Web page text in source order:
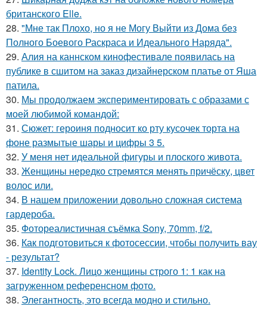
британского Elle.
28. "Мне так Плохо, но я не Могу Выйти из Дома без
Полного Боевого Раскраса и Идеального Наряда".
29. Алия на каннском кинофестивале появилась на
публике в сшитом на заказ дизайнерском платье от Яша
патила.
30. Мы продолжаем экспериментировать с образами с
моей любимой командой:
31. Сюжет: героиня подносит ко рту кусочек торта на
фоне размытые шары и цифры 3 5.
32. У меня нет идеальной фигуры и плоского живота.
33. Женщины нередко стремятся менять причёску, цвет
волос или.
34. В нашем приложении довольно сложная система
гардероба.
35. Фотореалистичная съёмка Sony, 70mm, f/2.
36. Как подготовиться к фотосессии, чтобы получить вау
- результат?
37. Identity Lock. Лицо женщины строго 1: 1 как на
загруженном референсном фото.
38. Элегантность, это всегда модно и стильно.